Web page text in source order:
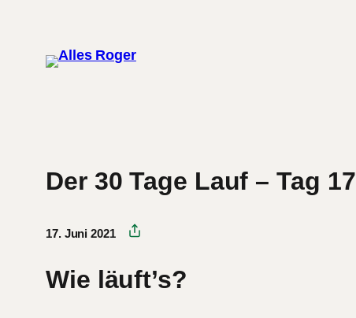
Inhalt
Der 30 Tage Lauf – Tag 17
17. Juni 2021
Wie läuft’s?